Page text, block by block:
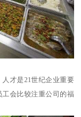
才是21世纪企业重要
会比较注重公司的福